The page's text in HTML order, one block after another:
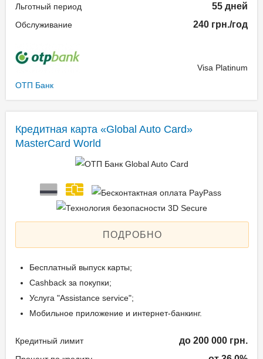
Льготный период 55 дней
Обслуживание 240 грн./год
ОТП Банк
Visa Platinum
Кредитная карта «Global Auto Card»
MasterCard World
ПОДРОБНО
Бесплатный выпуск карты;
Cashback за покупки;
Услуга "Assistance service";
Мобильное приложение и интернет-банкинг.
Кредитный лимит до 200 000 грн.